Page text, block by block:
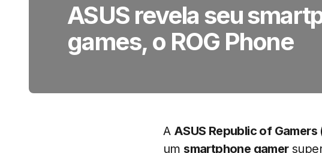
ASUS revela seu
games, o ROG Phone
A ASUS Republic of Gamers
um smartphone gamer